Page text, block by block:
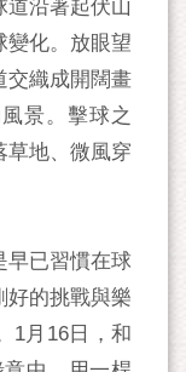
道沿著起伏山
變化。放眼望
交織成開闊畫
景。擊球之
草地、微風穿
早已習慣在球
好的挑戰與樂
1月16日，和